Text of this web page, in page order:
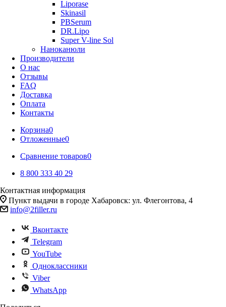
Liporase
Skinasil
PBSerum
DR.Lipo
Super V-line Sol
Наноканюли
Производители
О нас
Отзывы
FAQ
Доставка
Оплата
Контакты
Корзина0
Отложенные0
Сравнение товаров0
8 800 333 40 29
Контактная информация
Пункт выдачи в городе Хабаровск: ул. Флегонтова, 4
info@2filler.ru
Вконтакте
Telegram
YouTube
Одноклассники
Viber
WhatsApp